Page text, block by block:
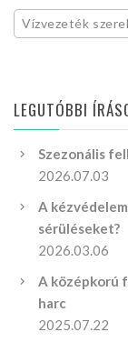
Vízvezeték
LEGUTÓBBI
Szezonális
2026.07.03
A
sérüléseket?
2026.03.06
A középkorú
harc
2025.07.22